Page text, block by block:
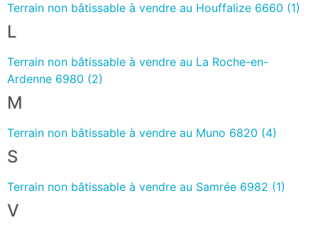
Terrain non bâtissable à vendre au Houffalize 6660 (1)
L
Terrain non bâtissable à vendre au La Roche-en-
Ardenne 6980 (2)
M
Terrain non bâtissable à vendre au Muno 6820 (4)
S
Terrain non bâtissable à vendre au Samrée 6982 (1)
V